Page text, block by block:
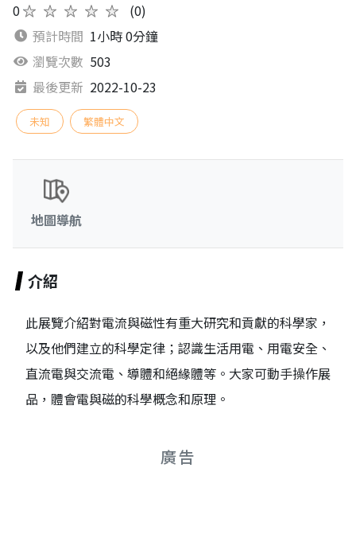
0★★★★★
(0)
預計時間 1小時 0分鐘
瀏覽次數 503
最後更新 2022-10-23
未知 繁體中文
地圖導航
介紹
此展覽介紹對電流與磁性有重大研究和貢獻的科學家，
以及他們建立的科學定律；認識生活用電、用電安全、
直流電與交流電、導體和絕緣體等。大家可動手操作展
品，體會電與磁的科學概念和原理。
廣告